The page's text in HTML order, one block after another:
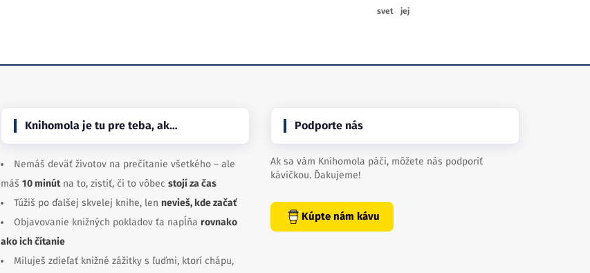
svet jej
Knihomola je tu pre teba, ak…
Nemáš deväť životov na prečítanie všetkého – ale
máš 10 minútna to, zistiť, či to vôbec stojí za čas
Túžiš po ďalšej skvelej knihe, len nevieš, kde začať
Objavovanie knižných pokladov ťa napĺňa rovnako
ako ich čítanie
Miluješ zdieľať knižné zážitky s ľuďmi, ktorí chápu,
Podporte nás
Ak sa vám Knihomola páči, môžete nás podporiť
kávičkou. Ďakujeme!
Kúpte nám kávu